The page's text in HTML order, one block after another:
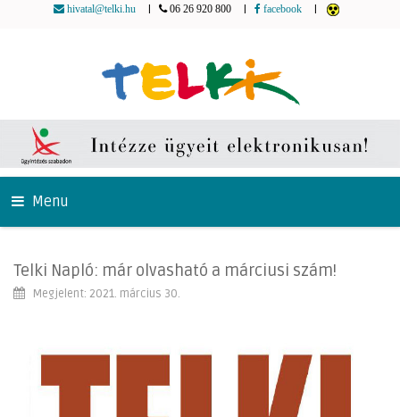
hivatal@telki.hu 06 26 920 800 facebook
Menu
Telki Napló: már olvasható a márciusi szám!
Megjelent: 2021. március 30.